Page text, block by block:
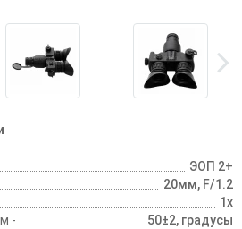
ЭОП 2+
20мм, F/1.2
1х
-
50±2, градусы